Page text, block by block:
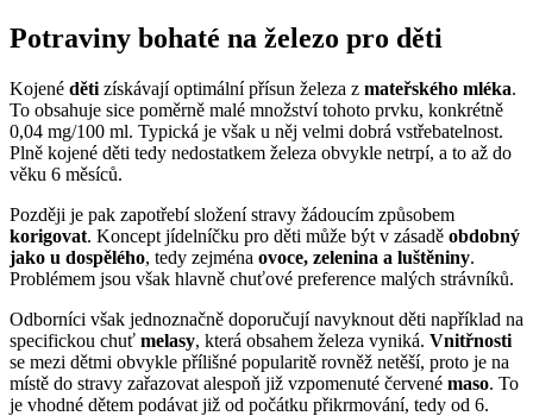
Potraviny bohaté na železo pro děti
Kojené děti získávají optimální přísun železa z mateřského mléka.
To obsahuje sice poměrně malé množství tohoto prvku, konkrétně
0,04 mg/100 ml. Typická je však u něj velmi dobrá vstřebatelnost.
Plně kojené děti tedy nedostatkem železa obvykle netrpí, a to až do
věku 6 měsíců.
Později je pak zapotřebí složení stravy žádoucím způsobem
korigovat. Koncept jídelníčku pro děti může být v zásadě obdobný
jako u dospělého, tedy zejména ovoce, zelenina a luštěniny.
Problémem jsou však hlavně chuťové preference malých strávníků.
Odborníci však jednoznačně doporučují navyknout děti například na
specifickou chuť melasy, která obsahem železa vyniká. Vnitřnosti
se mezi dětmi obvykle přílišné popularitě rovněž netěší, proto je na
místě do stravy zařazovat alespoň již vzpomenuté červené maso. To
je vhodné dětem podávat již od počátku přikrmování, tedy od 6.